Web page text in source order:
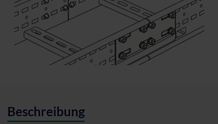
Beschreibung